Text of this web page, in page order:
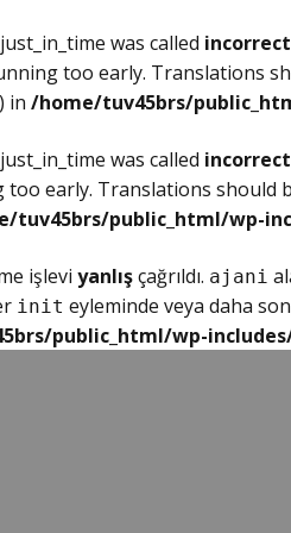
was called
too early. Translations
in /home/tuv45brs/
was called
early. Translations should
tuv45brs/public_html/wp-
işlevi yanlışçağrıldı. ajani
init eyleminde veya daha
public_html/wp-